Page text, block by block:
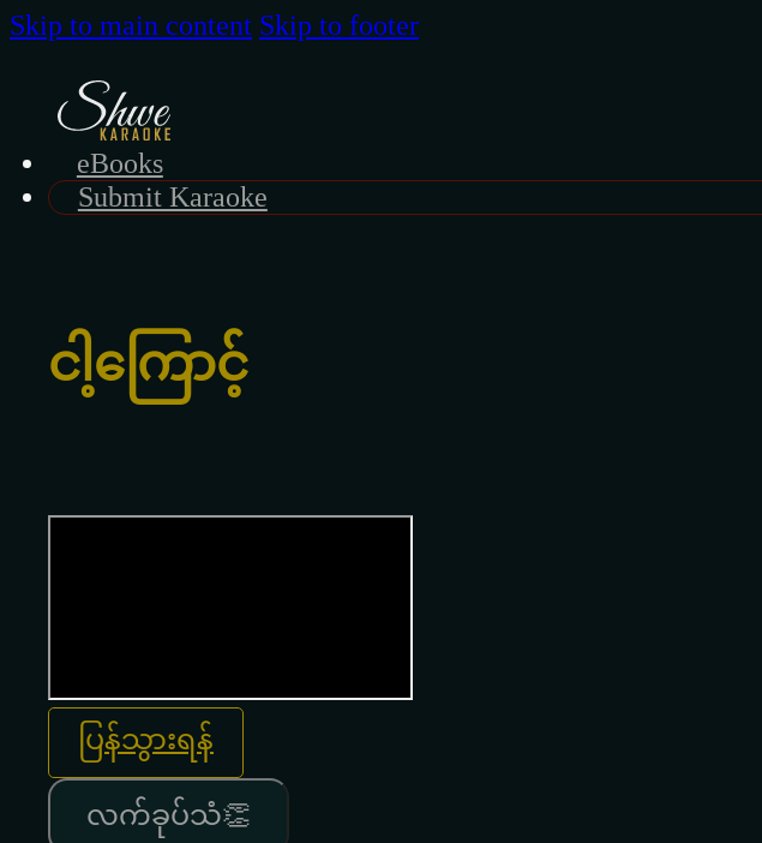
Skip to main content Skip to footer
eBooks
Submit Karaoke
ငါ့ကြောင့်
ပြန်သွားရန်
လက်ခုပ်သံ👏